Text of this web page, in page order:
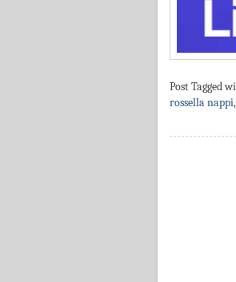
Post Tagged
rossella nappi,